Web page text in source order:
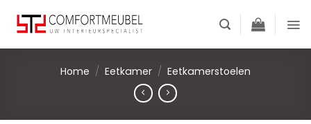
content
Home / Eetkamer / Eetkamerstoelen